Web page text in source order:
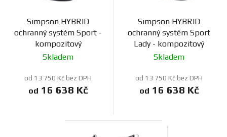
Simpson HYBRID
ochranný systém Sport -
kompozitový
Skladem
od 13 750 Kč bez DPH
od 16 638 Kč
Simpson HYBRID
ochranný systém Sport
Lady - kompozitový
Skladem
od 13 750 Kč bez DPH
od 16 638 Kč